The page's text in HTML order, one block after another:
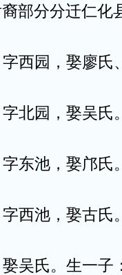
部分分迁仁化
西园，娶廖氏
北园，娶吴氏
东池，娶邝氏
西池，娶古氏
吴氏。生一子